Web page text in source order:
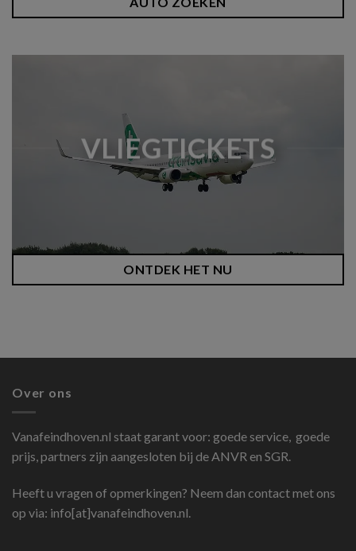
VLIEGTICKETS
ONTDEK HET NU
Over ons
Vanafeindhoven.nl staat garant voor: goede service, goede
prijs, partners zijn aangesloten bij de ANVR en SGR.
Heeft u vragen of opmerkingen? Neem dan contact met ons
op via: info[at]vanafeindhoven.nl.